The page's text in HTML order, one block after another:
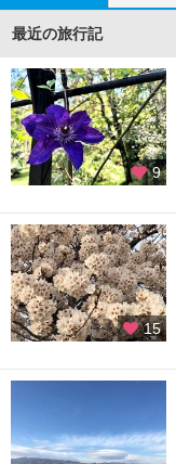
最近の旅行記
9
15